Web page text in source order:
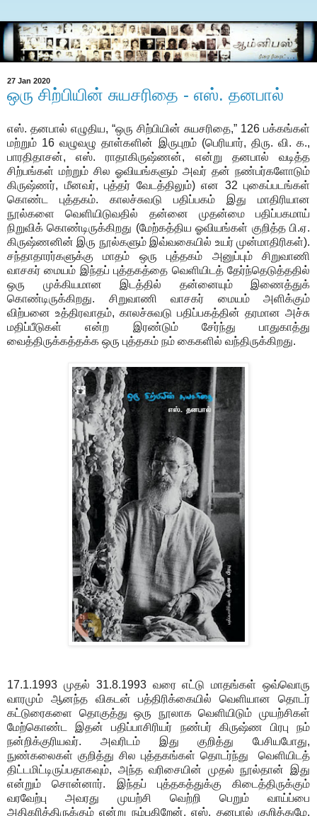
27 Jan 2020
ஒரு சிற்பியின் சுயசரிதை - எஸ். தனபால்
எஸ். தனபால் எழுதிய, “ஒரு சிற்பியின் சுயசரிதை,” 126 பக்கங்கள்
மற்றும் 16 வழுவழு தாள்களின் இருபுறம் (பெரியார், திரு. வி. க.,
பாரதிதாசன், எஸ். ராதாகிருஷ்ணன், என்று தனபால் வடித்த
சிற்பங்கள் மற்றும் சில ஓவியங்களும் அவர் தன் நண்பர்களோடும்
கிருஷ்ணர், மீனவர், புத்தர் வேடத்திலும்) என 32 புகைப்படங்கள்
கொண்ட புத்தகம். காலச்சுவடு பதிப்பகம் இது மாதிரியான
நூல்களை வெளியிடுவதில் தன்னை முதன்மை பதிப்பகமாய்
நிறுவிக் கொண்டிருக்கிறது (மேற்கத்திய ஓவியங்கள் குறித்த பி.ஏ.
கிருஷ்ணனின் இரு நூல்களும் இவ்வகையில் உயர் முன்மாதிரிகள்).
சந்தாதாரர்களுக்கு மாதம் ஒரு புத்தகம் அனுப்பும் சிறுவாணி
வாசகர் மையம் இந்தப் புத்தகத்தை வெளியிடத் தேர்ந்தெடுத்ததில்
ஒரு முக்கியமான இடத்தில் தன்னையும் இணைத்துக்
கொண்டிருக்கிறது. சிறுவாணி வாசகர் மையம் அளிக்கும்
விற்பனை உத்திரவாதம், காலச்சுவடு பதிப்பகத்தின் தரமான அச்சு
மதிப்பீடுகள் என்ற இரண்டும் சேர்ந்து பாதுகாத்து
வைத்திருக்கத்தக்க ஒரு புத்தகம் நம் கைகளில் வந்திருக்கிறது.
17.1.1993 முதல் 31.8.1993 வரை எட்டு மாதங்கள் ஒவ்வொரு
வாரமும் ஆனந்த விகடன் பத்திரிக்கையில் வெளியான தொடர்
கட்டுரைகளை தொகுத்து ஒரு நூலாக வெளியிடும் முயற்சிகள்
மேற்கொண்ட இதன் பதிப்பாசிரியர் நண்பர் கிருஷ்ண பிரபு நம்
நன்றிக்குரியவர். அவரிடம் இது குறித்து பேசியபோது,
நுண்கலைகள் குறித்து சில புத்தகங்கள் தொடர்ந்து வெளியிடத்
திட்டமிட்டிருப்பதாகவும், அந்த வரிசையின் முதல் நூல்தான் இது
என்றும் சொன்னார். இந்தப் புத்தகத்துக்கு கிடைத்திருக்கும்
வரவேற்பு அவரது முயற்சி வெற்றி பெறும் வாய்ப்பை
அதிகரித்திருக்கும் என்று நம்புகிறேன். எஸ். தனபால் குறித்துமே,